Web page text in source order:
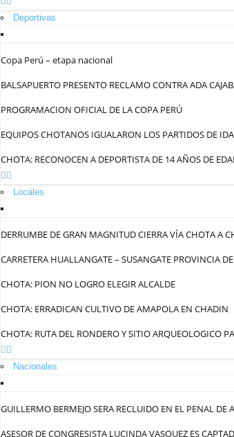
Deportivas
Copa Perú – etapa nacional
BALSAPUERTO PRESENTO RECLAMO CONTRA ADA
PROGRAMACION OFICIAL DE LA COPA PERÚ
EQUIPOS CHOTANOS IGUALARON LOS PARTIDOS DE IDA
CHOTA: RECONOCEN A DEPORTISTA DE 14 AÑOS DE
Locales
DERRUMBE DE GRAN MAGNITUD CIERRA VÍA CHOTA A
CARRETERA HUALLANGATE – SUSANGATE PROVINCIA
CHOTA: PION NO LOGRO ELEGIR ALCALDE
CHOTA: ERRADICAN CULTIVO DE AMAPOLA EN CHADIN
CHOTA: RUTA DEL RONDERO Y SITIO ARQUEOLOGICO
Nacionales
GUILLERMO BERMEJO SERA RECLUIDO EN EL PENAL DE
ASESOR DE CONGRESISTA LUCINDA VASQUEZ ES